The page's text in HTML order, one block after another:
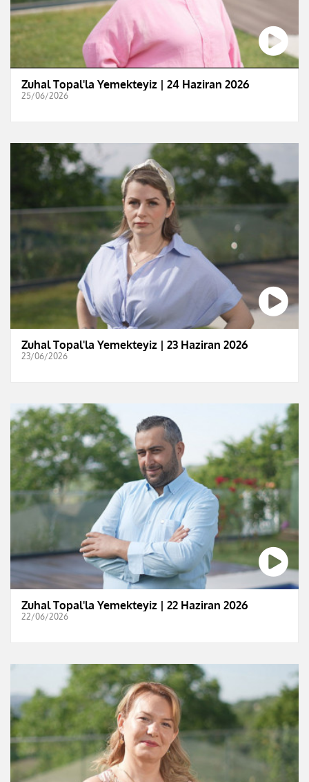
Zuhal Topal'la Yemekteyiz | 24 Haziran 2026
25/06/2026
Zuhal Topal'la Yemekteyiz | 23 Haziran 2026
23/06/2026
Zuhal Topal'la Yemekteyiz | 22 Haziran 2026
22/06/2026